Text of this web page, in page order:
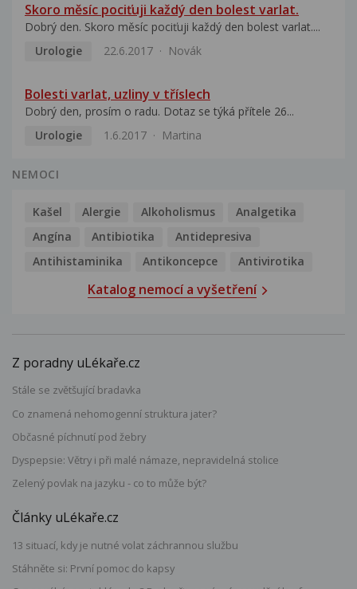
Skoro měsíc pociťuji každý den bolest varlat.
Dobrý den. Skoro měsíc pociťuji každý den bolest varlat....
Urologie
22.6.2017 Novák
Bolesti varlat, uzliny v tříslech
Dobrý den, prosím o radu. Dotaz se týká přítele 26...
Urologie
1.6.2017 Martina
NEMOCI
Kašel Alergie Alkoholismus
Analgetika
Angína
Antibiotika
Antidepresiva
Antihistaminika
Antikoncepce Antivirotika
Katalog nemocí a vyšetření
Z poradny uLékaře.cz
Stále se zvětšující bradavka
Co znamená nehomogenní struktura jater?
Občasné píchnutí pod žebry
Dyspepsie: Větry i při malé námaze, nepravidelná stolice
Zelený povlak na jazyku - co to může být?
Články uLékaře.cz
13 situací, kdy je nutné volat záchrannou službu
Stáhněte si: První pomoc do kapsy